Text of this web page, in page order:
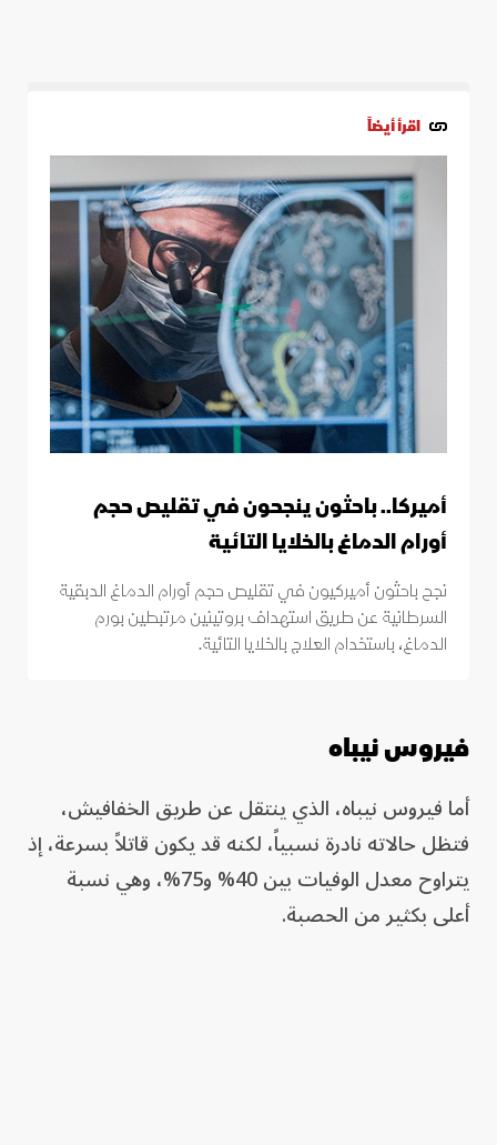
اقرأ أيضاً
أميركا.. باحثون ينجحون في تقليص حجم
أورام الدماغ بالخلايا التائية
نجح باحثون أميركيون في تقليص حجم أورام الدماغ الدبقية
السرطانية عن طريق استهداف بروتينين مرتبطين بورم
الدماغ، باستخدام العلاج بالخلايا التائية.
فيروس نيباه
أما فيروس نيباه، الذي ينتقل عن طريق الخفافيش،
فتظل حالاته نادرة نسبياً، لكنه قد يكون قاتلاً بسرعة، إذ
يتراوح معدل الوفيات بين 40% و75%، وهي نسبة
أعلى بكثير من الحصبة.